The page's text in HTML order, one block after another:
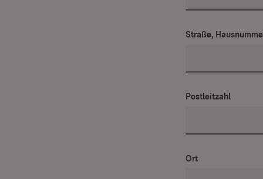
Straße,
Postleitzahl
Ort